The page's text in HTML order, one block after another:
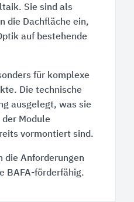
Sie sind als
die Dachfläche ein,
auf bestehende
für komplexe
Die technische
ausgelegt, was sie
Module
vormontiert sind.
die Anforderungen
BAFA-förderfähig.